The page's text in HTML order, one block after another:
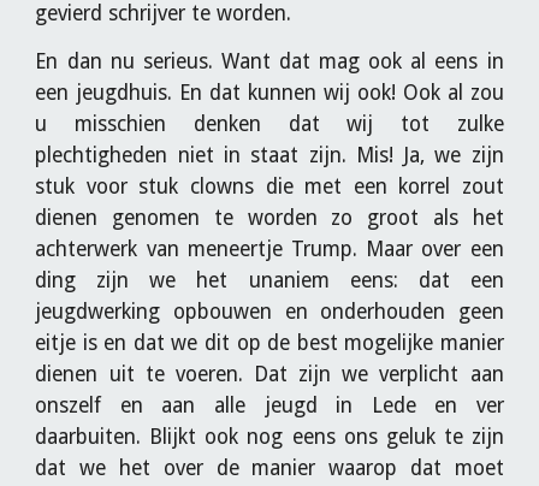
gevierd schrijver te worden.
En dan nu serieus. Want dat mag ook al eens in
een jeugdhuis. En dat kunnen wij ook! Ook al zou
u misschien denken dat wij tot zulke
plechtigheden niet in staat zijn. Mis! Ja, we zijn
stuk voor stuk clowns die met een korrel zout
dienen genomen te worden zo groot als het
achterwerk van meneertje Trump. Maar over een
ding zijn we het unaniem eens: dat een
jeugdwerking opbouwen en onderhouden geen
eitje is en dat we dit op de best mogelijke manier
dienen uit te voeren. Dat zijn we verplicht aan
onszelf en aan alle jeugd in Lede en ver
daarbuiten. Blijkt ook nog eens ons geluk te zijn
dat we het over de manier waarop dat moet